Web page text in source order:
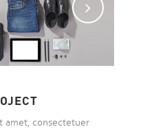
amet, consectetuer